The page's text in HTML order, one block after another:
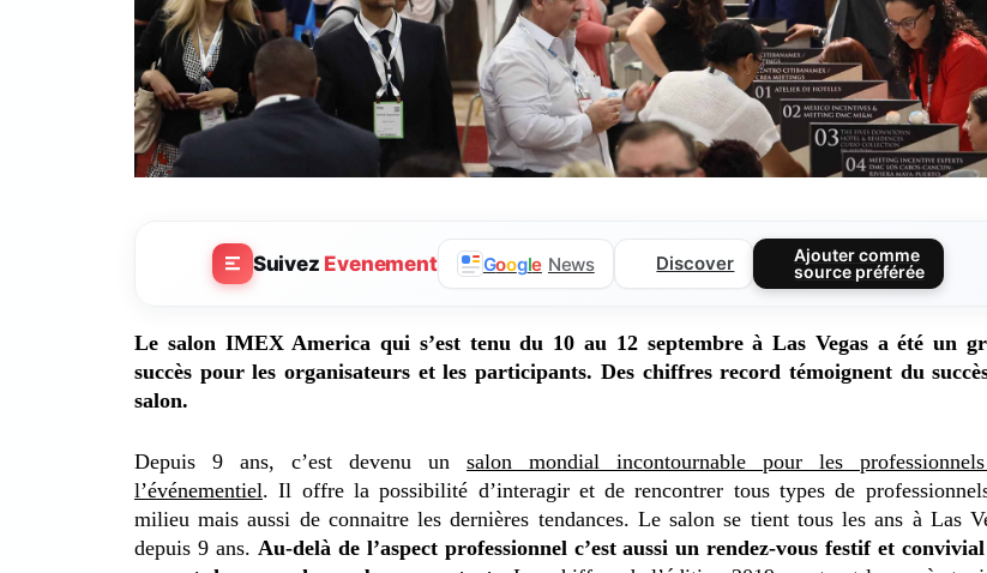
Suivez Evenement Google News Discover
Ajouter comme
source préférée
Le salon IMEX America qui s’est tenu du 10 au 12 septembre à Las Vegas a été un
succès pour les organisateurs et les participants. Des chiffres record témoignent du
salon.
Depuis 9 ans, c’est devenu un salon mondial incontournable pour les
l’événementiel. Il offre la possibilité d’interagir et de rencontrer tous types de
milieu mais aussi de connaitre les dernières tendances. Le salon se tient tous les ans à Las
depuis 9 ans. Au-delà de l’aspect professionnel c’est aussi un rendez-vous festif et